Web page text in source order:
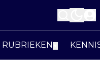
RUBRIEKEN